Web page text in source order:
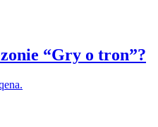
“Gry o tron”?